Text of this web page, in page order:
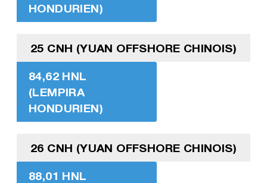
HONDURIEN)
25 CNH (YUAN OFFSHORE CHINOIS)
84,62 HNL
(LEMPIRA
HONDURIEN)
26 CNH (YUAN OFFSHORE CHINOIS)
88,01 HNL